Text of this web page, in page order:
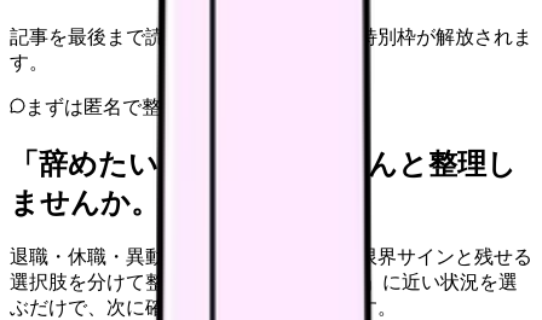
記事を最後まで読むと、転職サポートの特別枠が解放されま
す。
まずは匿名で整理
「辞めたい」を、カンゴさんと整理し
ませんか。
退職・休職・異動を急いで決める前に、限界サインと残せる
選択肢を分けて整理します。 「辞めたい」に近い状況を選
ぶだけで、次に確認することまで進めます。